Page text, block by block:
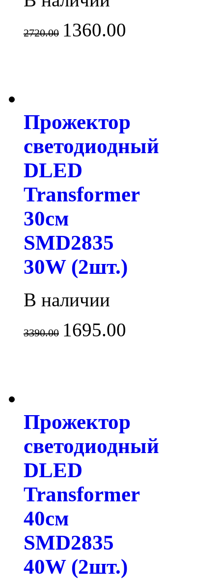
2720.00 1360.00
Прожектор
светодиодный
DLED
Transformer
30см
SMD2835
30W (2шт.)
В наличии
3390.00 1695.00
Прожектор
светодиодный
DLED
Transformer
40см
SMD2835
40W (2шт.)